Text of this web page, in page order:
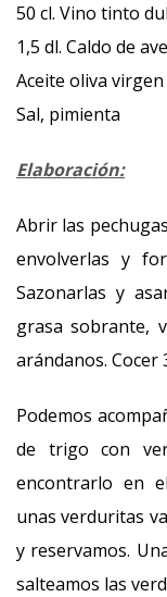
50 cl. Vino tinto
1,5 dl. Caldo de ave
Aceite oliva virgen
Sal, pimienta
Elaboración:
Abrir las
envolverlas y
Sazonarlas y
grasa sobrante,
arándanos.
Podemos
de trigo con
encontrarlo en
unas verduritas
y reservamos.
salteamos las